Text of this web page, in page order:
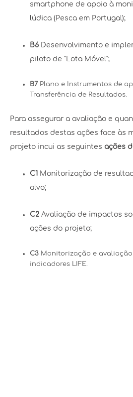
smartphone de apoio à
lúdica (Pesca em Portugal);
B6 Desenvolvimento e
piloto de "Lota Móvel";
B7 Plano e Instrumentos de
Transferência de Resultados.
Para assegurar a avaliação e
resultados destas ações face às
projeto incui as seguintes ações
C1 Monitorização de
alvo;
C2 Avaliação de impactos
ações do projeto;
C3 Monitorização e
indicadores LIFE.